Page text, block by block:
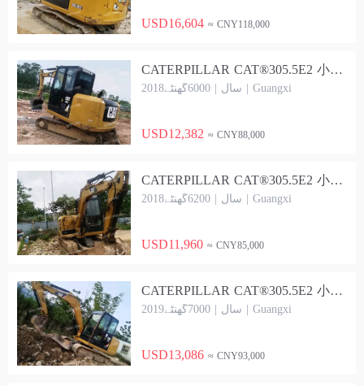
USD16,604 ≈ CNY118,000
CATERPILLAR CAT®305.5E2 小型液压 Excavator
2018سال | 6000گھنٹے | Guangxi
USD12,382 ≈ CNY88,000
CATERPILLAR CAT®305.5E2 小型液压 Excavator
2018سال | 6200گھنٹے | Guangxi
USD11,960 ≈ CNY85,000
CATERPILLAR CAT®305.5E2 小型液压 Excavator
2019سال | 7000گھنٹے | Guangxi
USD13,086 ≈ CNY93,000